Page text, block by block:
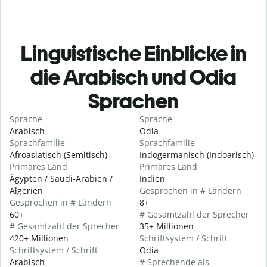
Linguistische Einblicke in
die Arabisch und Odia
Sprachen
Sprache
Arabisch
Sprachfamilie
Afroasiatisch (Semitisch)
Primäres Land
Ägypten / Saudi-Arabien /
Algerien
Gesprochen in # Ländern
60+
# Gesamtzahl der Sprecher
420+ Millionen
Schriftsystem / Schrift
Arabisch
Sprache
Odia
Sprachfamilie
Indogermanisch (Indoarisch)
Primäres Land
Indien
Gesprochen in # Ländern
8+
# Gesamtzahl der Sprecher
35+ Millionen
Schriftsystem / Schrift
Odia
# Sprechende als